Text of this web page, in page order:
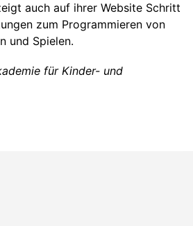
auch auf ihrer Website Schritt
zum Programmieren von
und Spielen.
für Kinder- und